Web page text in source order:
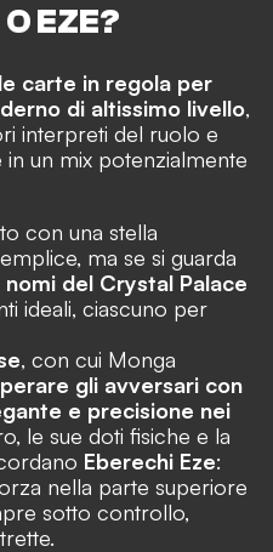
EZE?
carte in regola per
di altissimo livello,
interpreti del ruolo e
un mix potenzialmente
con una stella
ma se si guarda
nomi del Crystal Palace
ideali, ciascuno per
, con cui Monga
gli avversari con
e precisione nei
le sue doti fisiche e la
Eberechi Eze:
nella parte superiore
sotto controllo,